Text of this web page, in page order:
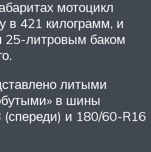
мотоцикл
в 421 килограмм, и
25-литровым баком
литыми
в шины
и 180/60-R16